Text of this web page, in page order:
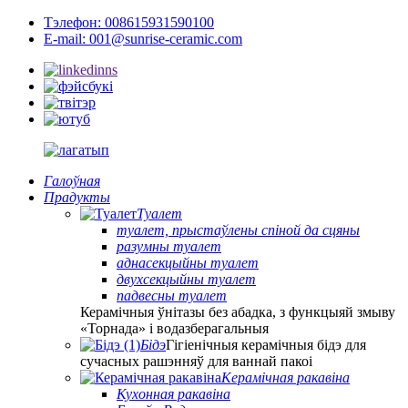
Тэлефон: 008615931590100
E-mail: 001@sunrise-ceramic.com
Галоўная
Прадукты
Туалет
туалет, прыстаўлены спіной да сцяны
разумны туалет
аднасекцыйны туалет
двухсекцыйны туалет
падвесны туалет
Керамічныя ўнітазы без абадка, з функцыяй змыву
«Торнада» і водазберагальныя
БідэГігіенічныя керамічныя бідэ для
сучасных рашэнняў для ваннай пакоі
Керамічная ракавіна
Кухонная ракавіна